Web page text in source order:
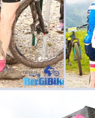
BerGiBike 2016 063